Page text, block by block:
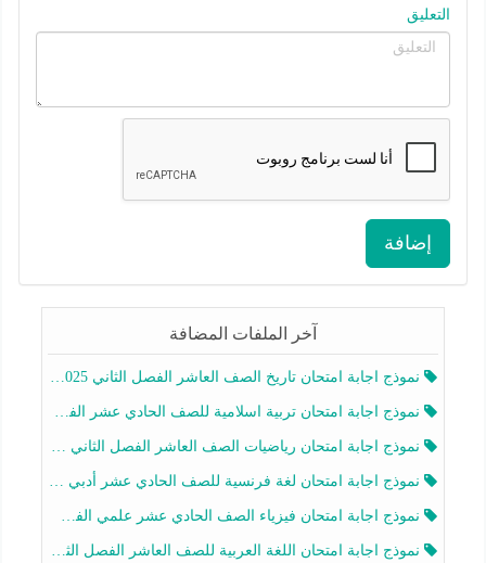
التعليق
إضافة
آخر الملفات المضافة
نموذج اجابة امتحان تاريخ الصف العاشر الفصل الثاني 2025-2026
نموذج اجابة امتحان تربية اسلامية للصف الحادي عشر الفصل الثاني 2025-2026
نموذج اجابة امتحان رياضيات الصف العاشر الفصل الثاني 2025-2026
نموذج اجابة امتحان لغة فرنسية للصف الحادي عشر أدبي الفصل الثاني 2025-2026
نموذج اجابة امتحان فيزياء الصف الحادي عشر علمي الفصل الثاني 2025-2026
نموذج اجابة امتحان اللغة العربية للصف العاشر الفصل الثاني 2025-2026